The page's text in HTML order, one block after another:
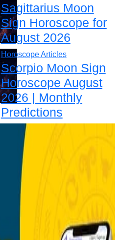
Sagittarius Moon
Sign Horoscope for
August 2026
Horoscope Articles
Scorpio Moon Sign
Horoscope August
2026 | Monthly
Predictions